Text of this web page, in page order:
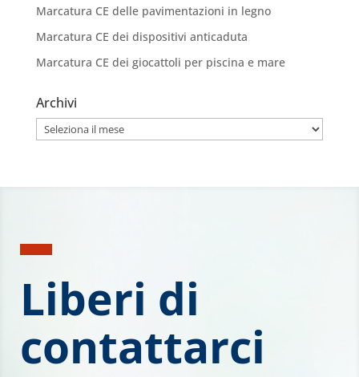
Marcatura CE delle pavimentazioni in legno
Marcatura CE dei dispositivi anticaduta
Marcatura CE dei giocattoli per piscina e mare
Archivi
Archivi
Liberi di
contattarci